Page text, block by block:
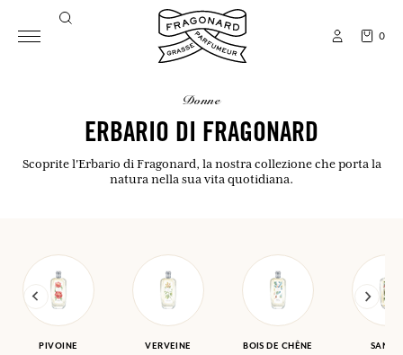
0
donne
ERBARIO DI FRAGONARD
Scoprite l'Erbario di Fragonard, la nostra collezione che porta la
natura nella sua vita quotidiana.
PIVOINE VERVEINE BOIS DE CHÊNE